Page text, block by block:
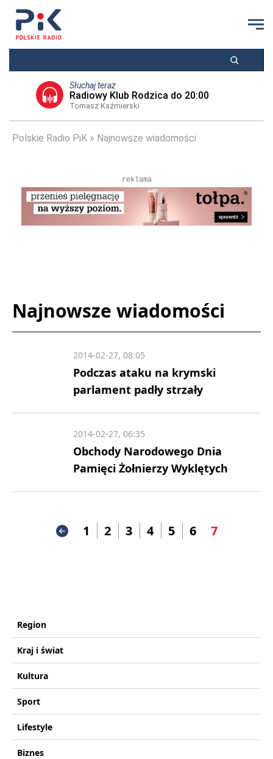
Słuchaj teraz
Radiowy Klub Rodzica do 20:00
Tomasz Kaźmierski
Polskie Radio PiK Najnowsze wiadomości
reklama
Najnowsze wiadomości
Podczas ataku na krymski
parlament padły strzały
2014-02-27, 08:05
Obchody Narodowego Dnia
Pamięci Żołnierzy Wyklętych
2014-02-27, 06:35
1 2 3 4 5 6 7
Region
Kraj i świat
Kultura
Sport
Lifestyle
Biznes